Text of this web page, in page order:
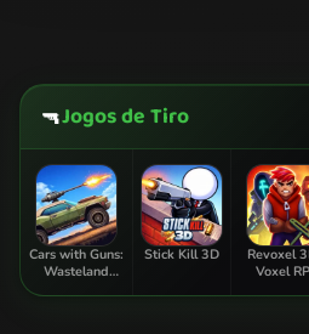
🔫Jogos de Tiro
Cars with Guns:
Wasteland
Stick Kill 3D
Revoxel
Voxel